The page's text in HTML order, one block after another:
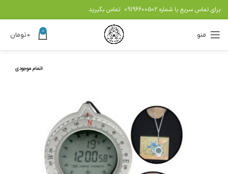
برای تماس سریع با شماره 09196600502 تماس بگیرید
منو 0 ۰تومان
اتمام موجودی